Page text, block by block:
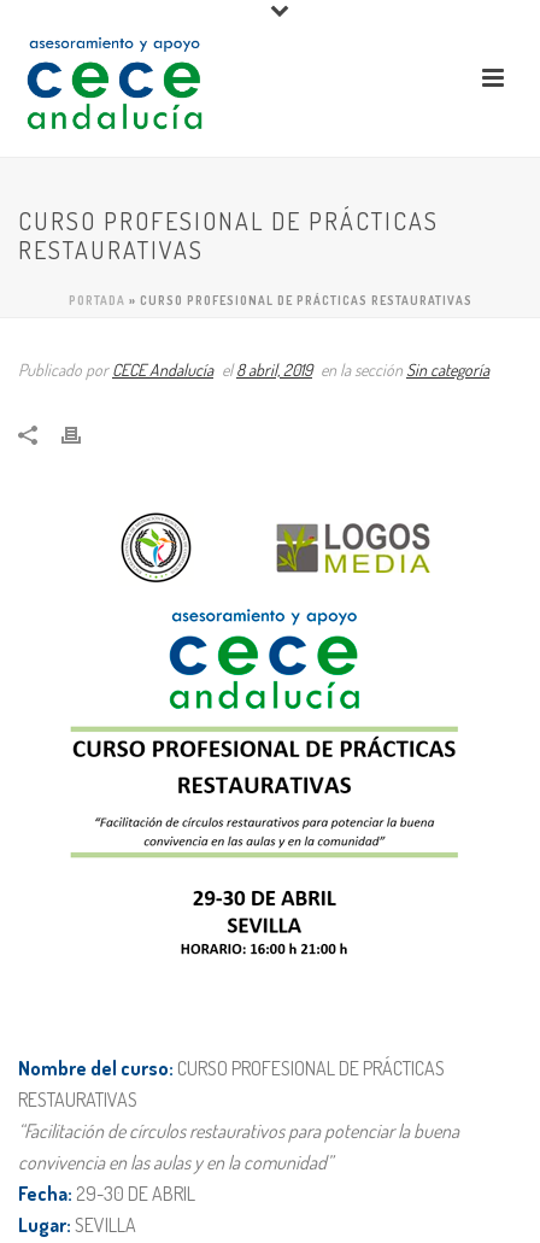
CURSO PROFESIONAL DE PRÁCTICAS
RESTAURATIVAS
PORTADA » CURSO PROFESIONAL DE PRÁCTICAS RESTAURATIVAS
Publicado porCECE Andalucía el8 abril, 2019 en la sección Sin categoría
Nombre del curso: CURSO PROFESIONAL DE PRÁCTICAS
RESTAURATIVAS
“Facilitación de círculos restaurativos para potenciar la buena
convivencia en las aulas y en la comunidad”
Fecha: 29-30 DE ABRIL
Lugar: SEVILLA